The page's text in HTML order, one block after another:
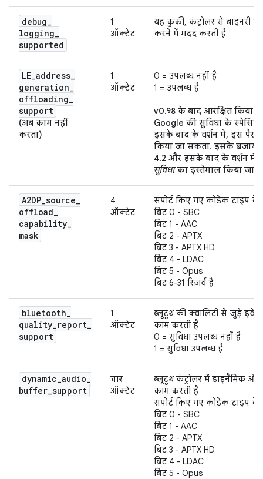
debug_
logging_
supported
1
ऑक्टेट
यह कुकी, कंट्रोलर से बाइनरी
करने में मदद करती है
LE_address_
generation_
offloading_
support
(अब काम नहीं
करता)
1
ऑक्टेट
0 = उपलब्ध नहीं है
1 = उपलब्ध है
v0.98 के बाद आरक्षित किया
Google की सुविधा के
इसके बाद के वर्शन में, इस
किया जा सकता. इसके
4.2 और इसके बाद के वर्शन में
सुविधाका इस्तेमाल किया जा
A2DP_source_
offload_
capability_
mask
4
ऑक्टेट
सपोर्ट किए गए कोडेक टाइप के
बिट 0 - SBC
बिट 1 - AAC
बिट 2 - APTX
बिट 3 - APTX HD
बिट 4 - LDAC
बिट 5 - Opus
बिट 6-31 रिज़र्व हैं
bluetooth_
quality_report_
support
1
ऑक्टेट
ब्लूटूथ की क्वालिटी से जुड़े इवेंट
काम करती है
0 = सुविधा उपलब्ध नहीं है
1 = सुविधा उपलब्ध है
dynamic_audio_
buffer_support
चार
ऑक्टेट
ब्लूटूथ कंट्रोलर में डाइनैमिक
काम करती है
सपोर्ट किए गए कोडेक टाइप के
बिट 0 - SBC
बिट 1 - AAC
बिट 2 - APTX
बिट 3 - APTX HD
बिट 4 - LDAC
बिट 5 - Opus